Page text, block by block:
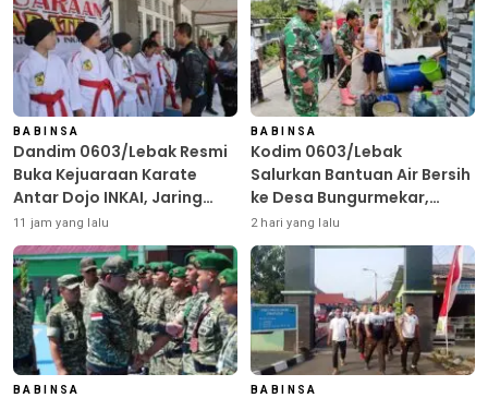
BABINSA
Dandim 0603/Lebak Resmi
Buka Kejuaraan Karate
Antar Dojo INKAI, Jaring
Bibit Atlet Unggul Sambut
HUT ke-81 RI
11 jam yang lalu
BABINSA
Kodim 0603/Lebak
Salurkan Bantuan Air Bersih
ke Desa Bungurmekar,
Ringankan Beban Warga
Terdampak Kemarau
2 hari yang lalu
BABINSA BABINSA